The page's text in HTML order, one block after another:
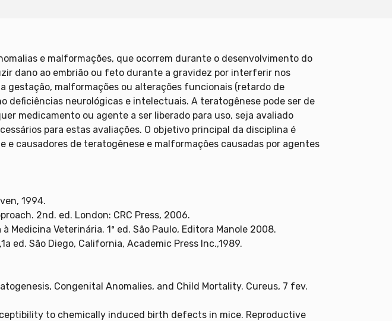
e malformações, que ocorrem durante o desenvolvimento do
dano ao embrião ou feto durante a gravidez por interferir nos
gestação, malformações ou alterações funcionais (retardo de
deficiências neurológicas e intelectuais. A teratogênese pode ser de
medicamento ou agente a ser liberado para uso, seja avaliado
para estas avaliações. O objetivo principal da disciplina é
causadores de teratogênese e malformações causadas por agentes
1994.
2nd. ed. London: CRC Press, 2006.
à Medicina Veterinária. 1ª ed. São Paulo, Editora Manole 2008.
ed. São Diego, California, Academic Press Inc.,1989.
Congenital Anomalies, and Child Mortality. Cureus, 7 fev.
to chemically induced birth defects in mice. Reproductive